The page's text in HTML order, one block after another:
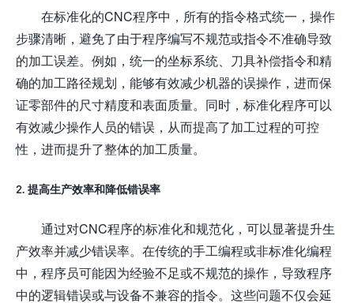
在标准化的CNC程序中，所有的指令格式统一，操作
步骤清晰，避免了由于程序编写不规范或指令不准确导致
的加工误差。例如，统一的坐标系统、刀具补偿指令和精
确的加工路径规划，能够有效减少机器的误操作，进而保
证零部件的尺寸精度和表面质量。同时，标准化程序可以
有效减少操作人员的错误，从而提高了加工过程的可控
性，进而提升了整体的加工质量。
2. 提高生产效率和降低错误率
通过对CNC程序的标准化和规范化，可以显著提升生
产效率并减少错误率。在传统的手工编程或非标准化编程
中，程序员可能因为经验不足或不规范的操作，导致程序
中的逻辑错误或与设备不兼容的指令。这些问题不仅会延